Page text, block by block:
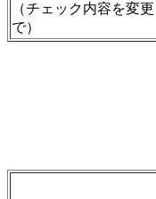
（チェック内容を変
で）